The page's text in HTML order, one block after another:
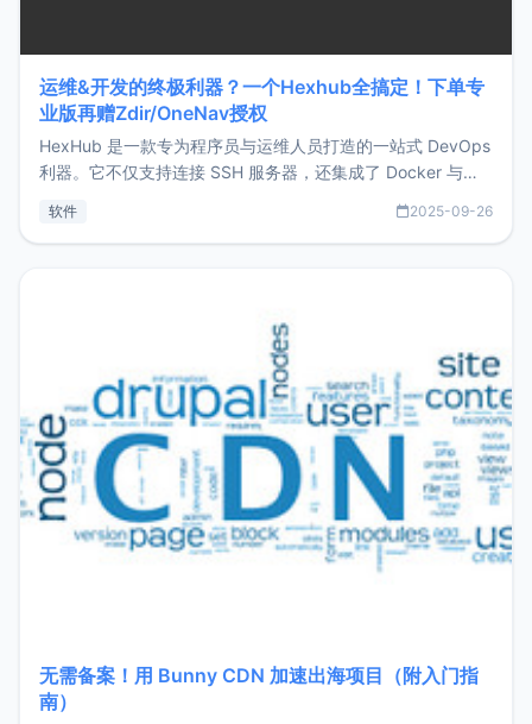
运维&开发的终极利器？一个Hexhub全搞定！下单专
业版再赠Zdir/OneNav授权
HexHub 是一款专为程序员与运维人员打造的一站式 DevOps
利器。它不仅支持连接 SSH 服务器，还集成了 Docker 与常
件间频繁切换，仅凭 HexHub 即可同时搞定运维与数据库操
软件 2025-09-26
无需备案！用 Bunny CDN 加速出海项目（附入门指
南）